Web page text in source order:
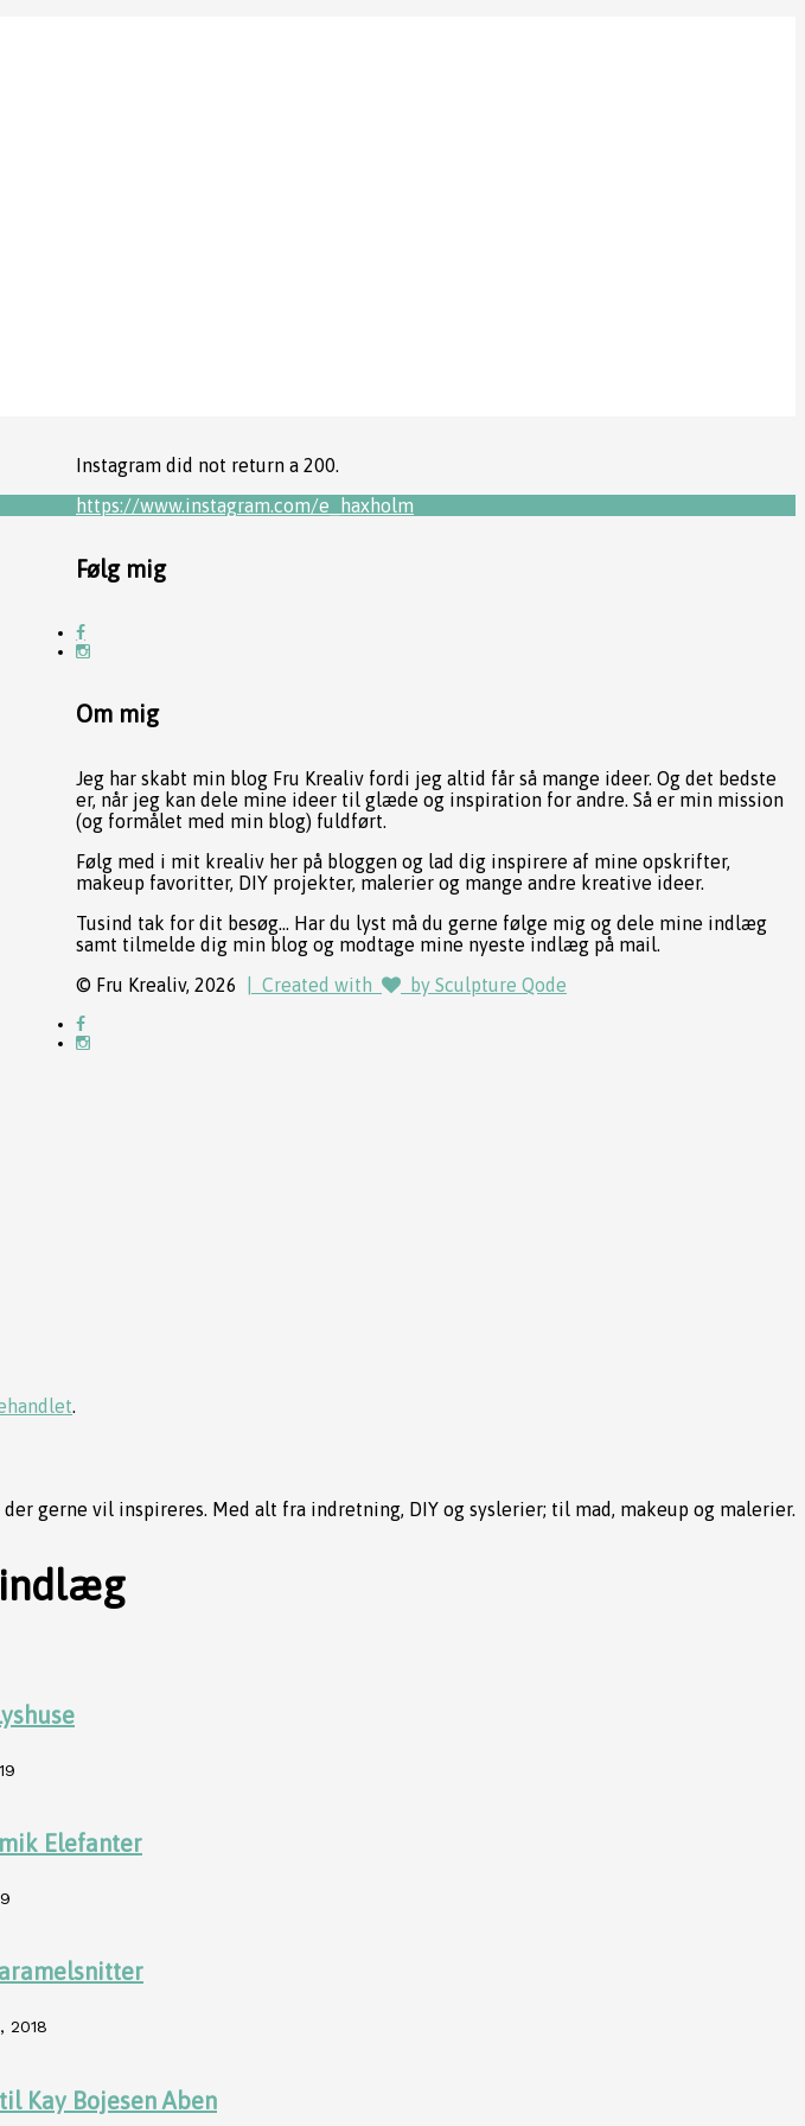
.
gerne vil inspireres. Med alt fra indretning, DIY og syslerier; til mad, makeup og malerier.
indlæg
Elefanter
2018
Kay Bojesen Aben
Instagram did not return a 200.
https://www.instagram.com/e_haxholm
Følg mig
Om mig
Jeg har skabt min blog Fru Krealiv fordi jeg altid får så mange ideer. Og det bedste
er, når jeg kan dele mine ideer til glæde og inspiration for andre. Så er min mission
(og formålet med min blog) fuldført.
Følg med i mit krealiv her på bloggen og lad dig inspirere af mine opskrifter,
makeup favoritter, DIY projekter, malerier og mange andre kreative ideer.
Tusind tak for dit besøg... Har du lyst må du gerne følge mig og dele mine indlæg
samt tilmelde dig min blog og modtage mine nyeste indlæg på mail.
© Fru Krealiv, 2026
| Created with by Sculpture Qode